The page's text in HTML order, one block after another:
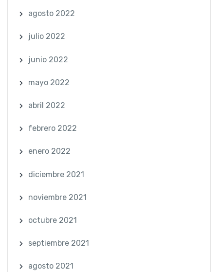
agosto 2022
julio 2022
junio 2022
mayo 2022
abril 2022
febrero 2022
enero 2022
diciembre 2021
noviembre 2021
octubre 2021
septiembre 2021
agosto 2021